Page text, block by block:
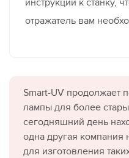
отражатель вам
Smart-UV продолжает
лампы для более
сегодняшний день
одна другая компания
для изготовления